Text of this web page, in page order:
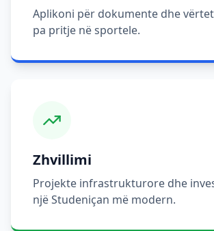
Aplikoni për dokumente dhe
pa pritje në sportele.
Zhvillimi
Projekte infrastrukturore dhe
një Studeniçan më modern.